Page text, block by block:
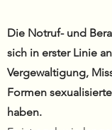
Die Notruf- und
sich in erster Linie
Vergewaltigung,
Formen
haben.